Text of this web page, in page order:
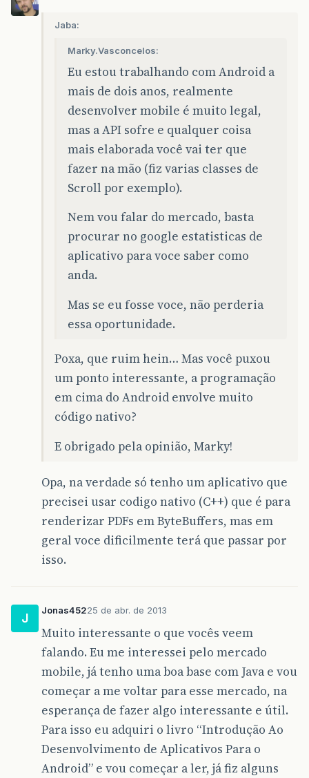
Jaba:
Marky.Vasconcelos:
Eu estou trabalhando com Android a
mais de dois anos, realmente
desenvolver mobile é muito legal,
mas a API sofre e qualquer coisa
mais elaborada você vai ter que
fazer na mão (fiz varias classes de
Scroll por exemplo).
Nem vou falar do mercado, basta
procurar no google estatisticas de
aplicativo para voce saber como
anda.
Mas se eu fosse voce, não perderia
essa oportunidade.
Poxa, que ruim hein… Mas você puxou
um ponto interessante, a programação
em cima do Android envolve muito
código nativo?
E obrigado pela opinião, Marky!
Opa, na verdade só tenho um aplicativo que
precisei usar codigo nativo (C++) que é para
renderizar PDFs em ByteBuffers, mas em
geral voce dificilmente terá que passar por
isso.
J
Jonas45225 de abr. de 2013
Muito interessante o que vocês veem
falando. Eu me interessei pelo mercado
mobile, já tenho uma boa base com Java e vou
começar a me voltar para esse mercado, na
esperança de fazer algo interessante e útil.
Para isso eu adquiri o livro “Introdução Ao
Desenvolvimento de Aplicativos Para o
Android” e vou começar a ler, já fiz alguns